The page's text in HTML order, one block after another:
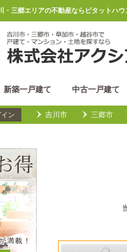
・三郷エリアの不動産ならピタットハ
新築一戸建て 中古一戸建て
イン 吉川市 三郷市